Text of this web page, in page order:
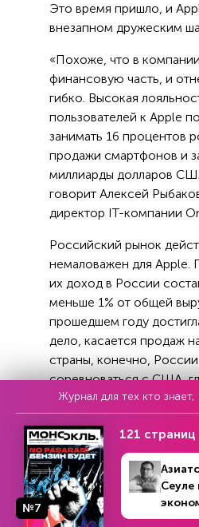
Информационные
Это время пришло, и
внезапном дружеским
«Похоже, что в
финансовую часть, и
гибко. Высокая
пользователей к Apple
занимать 16 процентов
продажи смартфонов и
миллиарды долларов
говорит Алексей
директор IT-компании
Российский рынок
немаловажен для Apple.
их доход в России
меньше 1% от общей
прошедшем году
дело, касается продаж
страны, конечно,
соревноваться с США,
составил $27 млрд, но
собой важную часть от
рынка. Выручка в Европе
достигла $68 млрд.
«Ничего личного —
Денис Бурлаков,
Журнал для тех кто
№7
121 страниц
Сеуле